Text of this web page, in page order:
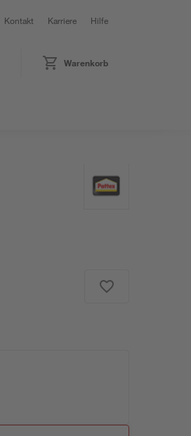
Kontakt Karriere Hilfe
Warenkorb